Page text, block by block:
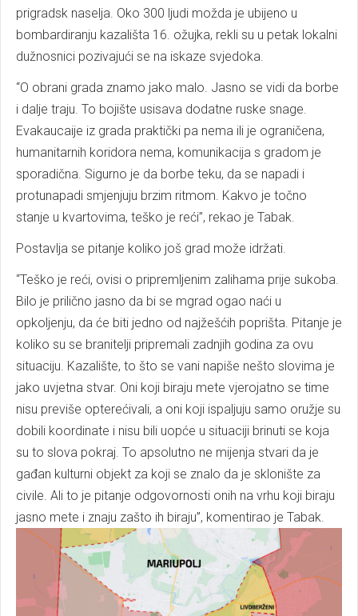
prigradsk naselja. Oko 300 ljudi možda je ubijeno u
bombardiranju kazališta 16. ožujka, rekli su u petak lokalni
dužnosnici pozivajući se na iskaze svjedoka.
“O obrani grada znamo jako malo. Jasno se vidi da borbe
i dalje traju. To bojište usisava dodatne ruske snage.
Evakaucaije iz grada praktički pa nema ili je ograničena,
humanitarnih koridora nema, komunikacija s gradom je
sporadična. Sigurno je da borbe teku, da se napadi i
protunapadi smjenjuju brzim ritmom. Kakvo je točno
stanje u kvartovima, teško je reći”, rekao je Tabak.
Postavlja se pitanje koliko još grad može idržati.
“Teško je reći, ovisi o pripremljenim zalihama prije sukoba.
Bilo je prilično jasno da bi se mgrad ogao naći u
opkoljenju, da će biti jedno od najžešćih poprišta. Pitanje je
koliko su se branitelji pripremali zadnjih godina za ovu
situaciju. Kazalište, to što se vani napiše nešto slovima je
jako uvjetna stvar. Oni koji biraju mete vjerojatno se time
nisu previše opterećivali, a oni koji ispaljuju samo oružje su
dobili koordinate i nisu bili uopće u situaciji brinuti se koja
su to slova pokraj. To apsolutno ne mijenja stvari da je
gađan kulturni objekt za koji se znalo da je sklonište za
civile. Ali to je pitanje odgovornosti onih na vrhu koji biraju
jasno mete i znaju zašto ih biraju”, komentirao je Tabak.